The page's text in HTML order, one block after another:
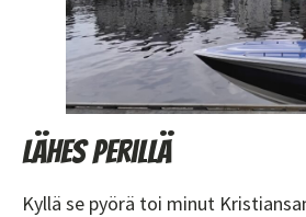
Lähes perillä
Kyllä se pyörä toi minut